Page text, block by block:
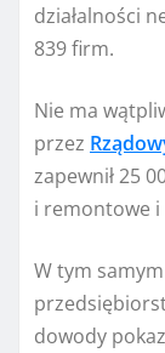
działalności
839 firm.
Nie ma
przez
zapewnił 25
i remontowe i
W tym
dowody